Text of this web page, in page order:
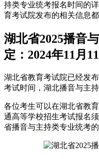
持类专业统考报名时间的
育考试院发布的相关信息都
湖北省2025播音
定：2024年11月
湖北省教育考试院已经发
考试时间，湖北播音与主
各位考生可以在湖北省教
通高等学校招生考试报名
省播音与主持类专业统考的